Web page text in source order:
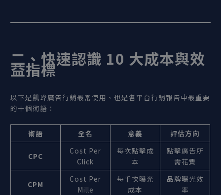
二、快速認識 10 大成本與效
益指標
以下是凱瑋廣告行銷最常使用、也是各平台行銷報告中最重要
的十個術語：
術語 全名 意義 評估方向
CPC
Cost Per
Click
每次點擊成
本
點擊廣告所
需花費
CPM
Cost Per
Mille
每千次曝光
成本
品牌曝光效
率